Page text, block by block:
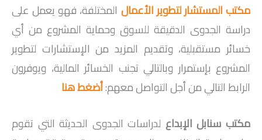
مكتب المستشار لتطوير الأعمال المختلفة، فهو يعمل على
دراسة الجدوى الدقيقة للسوق وحماية المشروع من أي
خسائر مستقبلية، وتقديم المزيد من الإستشارات لتطوير
المشروع بإستمرار وبالتالي تجنب الخسائر المالية، ويوفرون
الرابط التالي من أجل التواصل معهم:أضغط هنا
مكتب سنابل الإبداع لدراسات الجدوى الحديثة التي تقوم